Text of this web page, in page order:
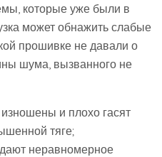
которые уже были в
может обнажить слабые
прошивке не давали о
шума, вызванного не
и плохо гасят
тяге;
неравномерное